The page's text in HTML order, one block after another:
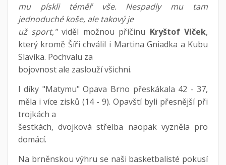
mu pískli téměř vše. Nespadly mu tam
jednoduché koše, ale takový je
už sport," viděl možnou příčinu Kryštof Vlček,
který kromě Šíři chválil i Martina Gniadka a Kubu
Slavíka. Pochvalu za
bojovnost ale zaslouží všichni.
I díky "Matymu" Opava Brno přeskákala 42 - 37,
měla i více zisků (14 - 9). Opavští byli přesnější při
trojkách a
šestkách, dvojková střelba naopak vyzněla pro
domácí.
Na brněnskou výhru se naši basketbalisté pokusí